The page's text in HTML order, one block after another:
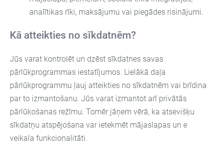
analītikas rīki, maksājumu vai piegādes risinājumi.
Kā atteikties no sīkdatnēm?
Jūs varat kontrolēt un dzēst sīkdatnes savas
pārlūkprogrammas iestatījumos. Lielākā daļa
pārlūkprogrammu ļauj atteikties no sīkdatnēm vai brīdina
par to izmantošanu. Jūs varat izmantot arī privātās
pārlūkošanas režīmu. Tomēr jāņem vērā, ka atsevišķu
sīkdatņu atspējošana var ietekmēt mājaslapas un e
veikala funkcionalitāti.